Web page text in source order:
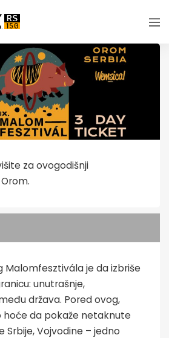
za ovogodišnji
Malomfesztivála je da izbriše
unutrašnje,
država. Pored ovog,
hoće da pokaže netaknute
Srbije, Vojvodine – jedno